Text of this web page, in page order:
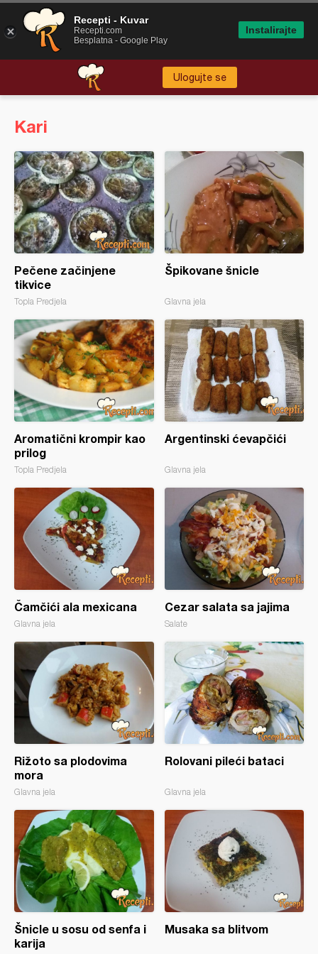
Ulogujte se
Kari
Pečene začinjene
tikvice
Topla Predjela
Špikovane šnicle
Glavna jela
Aromatični krompir kao
prilog
Topla Predjela
Argentinski ćevapčići
Glavna jela
Čamčići ala mexicana
Glavna jela
Cezar salata sa jajima
Salate
Rižoto sa plodovima
mora
Glavna jela
Rolovani pileći bataci
Glavna jela
Šnicle u sosu od senfa i
karija
Musaka sa blitvom
Recepti - Kuvar
Recepti.com
Besplatna - Google Play
Instalirajte